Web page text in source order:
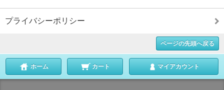
プライバシーポリシー
ページの先頭へ戻る
ホーム カート マイアカウント